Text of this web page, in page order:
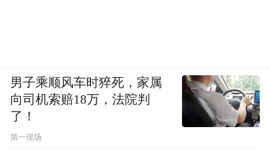
男子乘顺风车时猝死，家属
向司机索赔18万，法院判
了！
第一现场